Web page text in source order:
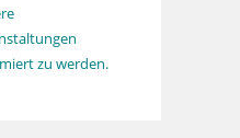
zu werden.